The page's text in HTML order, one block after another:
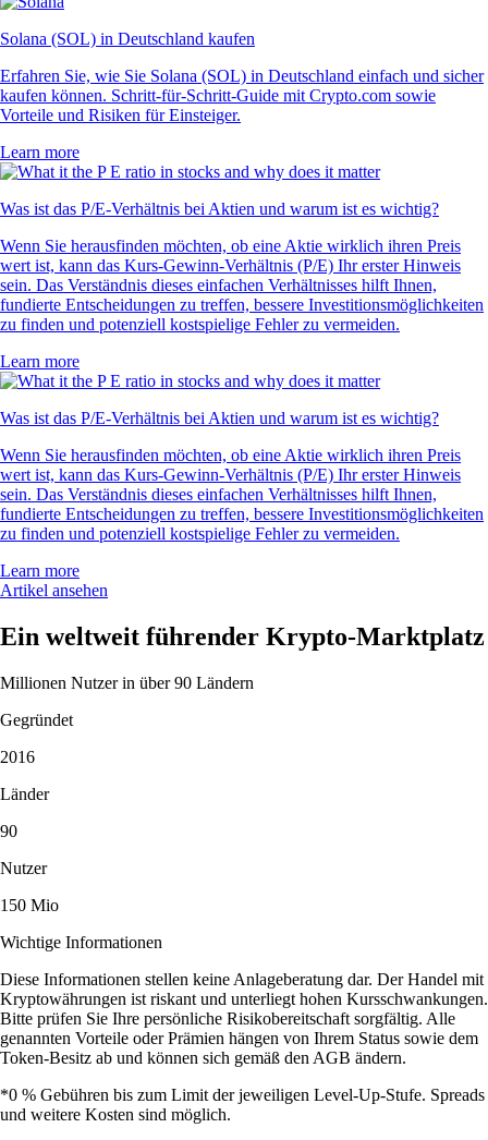
Solana (SOL) in Deutschland kaufen
Erfahren Sie, wie Sie Solana (SOL) in Deutschland einfach und sicher
kaufen können. Schritt-für-Schritt-Guide mit Crypto.com sowie
Vorteile und Risiken für Einsteiger.
Learn more
Was ist das P/E-Verhältnis bei Aktien und warum ist es wichtig?
Wenn Sie herausfinden möchten, ob eine Aktie wirklich ihren Preis
wert ist, kann das Kurs-Gewinn-Verhältnis (P/E) Ihr erster Hinweis
sein. Das Verständnis dieses einfachen Verhältnisses hilft Ihnen,
fundierte Entscheidungen zu treffen, bessere Investitionsmöglichkeiten
zu finden und potenziell kostspielige Fehler zu vermeiden.
Learn more
Was ist das P/E-Verhältnis bei Aktien und warum ist es wichtig?
Wenn Sie herausfinden möchten, ob eine Aktie wirklich ihren Preis
wert ist, kann das Kurs-Gewinn-Verhältnis (P/E) Ihr erster Hinweis
sein. Das Verständnis dieses einfachen Verhältnisses hilft Ihnen,
fundierte Entscheidungen zu treffen, bessere Investitionsmöglichkeiten
zu finden und potenziell kostspielige Fehler zu vermeiden.
Learn more
Artikel ansehen
Ein weltweit führender Krypto-Marktplatz
Millionen Nutzer in über 90 Ländern
Gegründet
2016
Länder
90
Nutzer
150 Mio
Wichtige Informationen
Diese Informationen stellen keine Anlageberatung dar. Der Handel mit
Kryptowährungen ist riskant und unterliegt hohen Kursschwankungen.
Bitte prüfen Sie Ihre persönliche Risikobereitschaft sorgfältig. Alle
genannten Vorteile oder Prämien hängen von Ihrem Status sowie dem
Token-Besitz ab und können sich gemäß den AGB ändern.
*0 % Gebühren bis zum Limit der jeweiligen Level-Up-Stufe. Spreads
und weitere Kosten sind möglich.